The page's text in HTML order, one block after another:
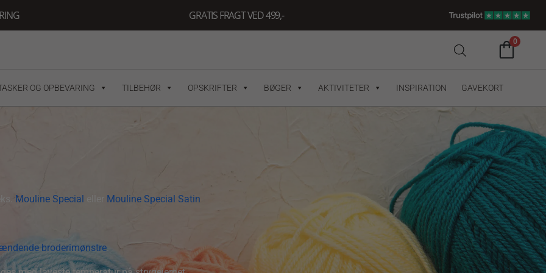
GRATIS FRAGT VED 499,-
0
OG OPBEVARING TILBEHØR OPSKRIFTER BØGER AKTIVITETER INSPIRATION GAVEKORT
Mouline Special Mouline Special Satin
broderimønstre